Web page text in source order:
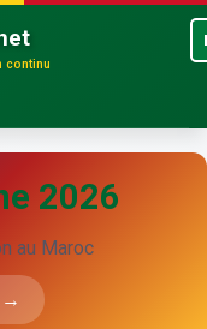
continu
2026
au Maroc
→